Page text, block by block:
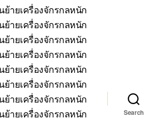
ย้ายเครื่องจักรกลหนัก
ย้ายเครื่องจักรกลหนัก
ย้ายเครื่องจักรกลหนัก
ย้ายเครื่องจักรกลหนัก
ย้ายเครื่องจักรกลหนัก
ายเครื่องจักรกลหนัก
ย้ายเครื่องจักรกลหนัก
ย้ายเครื่องจักรกลหนัก
Search